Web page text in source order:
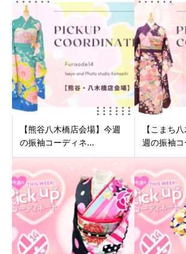
【熊谷八木橋店会場】今週
の振袖コーディネ...
【こまち
週の振袖